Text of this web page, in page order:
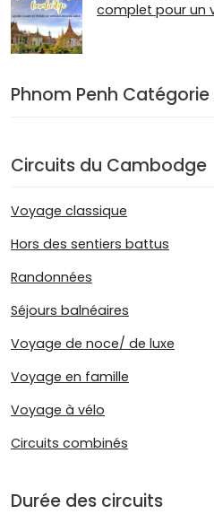
complet pour un
Phnom Penh Catégorie
Circuits du Cambodge
Voyage classique
Hors des sentiers battus
Randonnées
Séjours balnéaires
Voyage de noce/ de luxe
Voyage en famille
Voyage à vélo
Circuits combinés
Durée des circuits